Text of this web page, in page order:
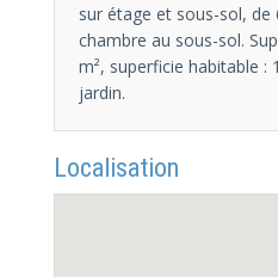
sur étage et sous-sol, de
chambre au sous-sol.
m², superficie habitable :
jardin.
Localisation